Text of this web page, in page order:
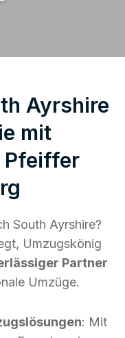
Ayrshire
mit
Pfeiffer
South Ayrshire?
Umzugskönig
Partner
Umzüge.
: Mit